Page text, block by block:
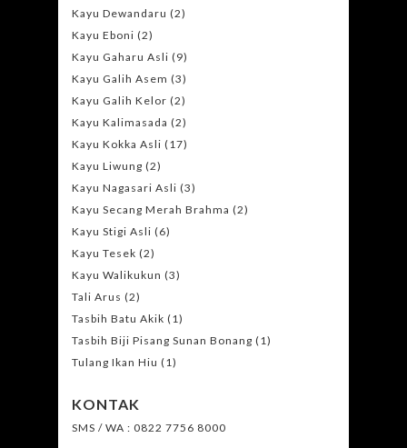
Kayu Dewandaru (2)
Kayu Eboni (2)
Kayu Gaharu Asli (9)
Kayu Galih Asem (3)
Kayu Galih Kelor (2)
Kayu Kalimasada (2)
Kayu Kokka Asli (17)
Kayu Liwung (2)
Kayu Nagasari Asli (3)
Kayu Secang Merah Brahma (2)
Kayu Stigi Asli (6)
Kayu Tesek (2)
Kayu Walikukun (3)
Tali Arus (2)
Tasbih Batu Akik (1)
Tasbih Biji Pisang Sunan Bonang (1)
Tulang Ikan Hiu (1)
KONTAK
SMS / WA : 0822 7756 8000